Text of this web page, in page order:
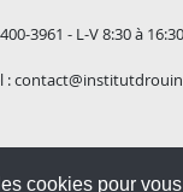
cookies pour vous
3961 - L-V 8:30 à
:
Suivez-nous!